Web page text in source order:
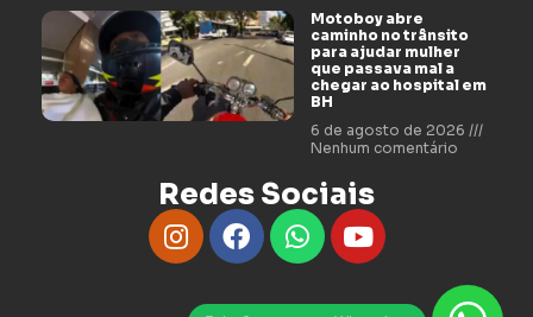
Motoboy abre
caminho no trânsito
para ajudar mulher
que passava mal a
chegar ao hospital em
BH
6 de agosto de 2026
Nenhum comentário
Redes Sociais